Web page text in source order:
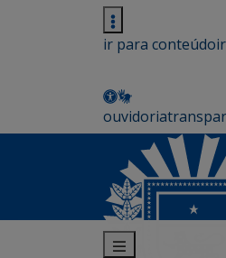
ir para conteúdo
ouvidoria